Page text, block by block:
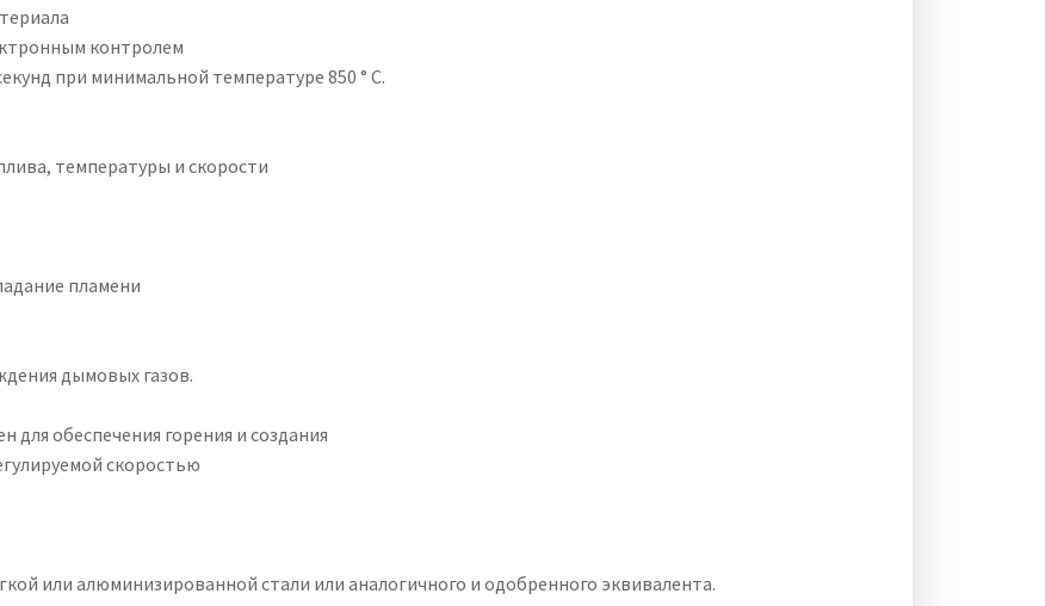
контролем
при минимальной температуре 850 ° C.
температуры и скорости
пламени
дымовых газов.
для обеспечения горения и создания
скоростью
или алюминизированной стали или аналогичного и одобренного эквивалента.